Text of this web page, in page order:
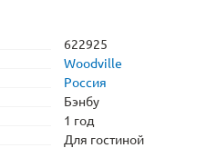
622925
Woodville
Россия
Бэнбу
1 год
Для гостиной